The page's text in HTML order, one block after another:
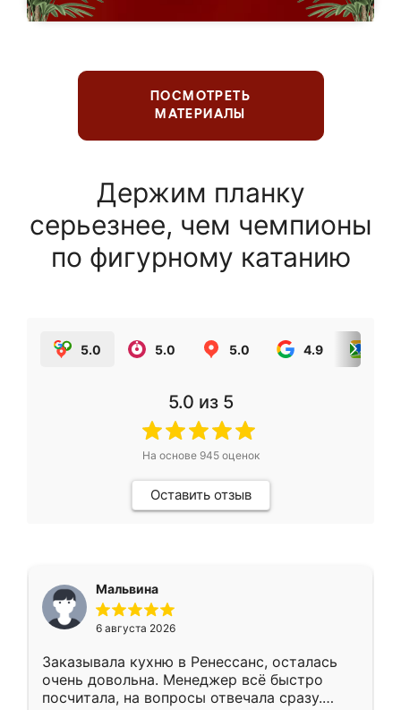
ПОСМОТРЕТЬ
МАТЕРИАЛЫ
Держим планку
серьезнее, чем чемпионы
по фигурному катанию
5.0 5.0 5.0 4.9
5.0 из 5
На основе 945оценок
Оставить отзыв
Мальвина
6 августа 2026
Заказывала кухню в Ренессанс, осталась
очень довольна. Менеджер всё быстро
посчитала, на вопросы отвечала сразу.